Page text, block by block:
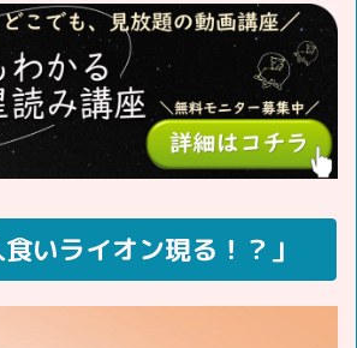
いライオン現る！？」